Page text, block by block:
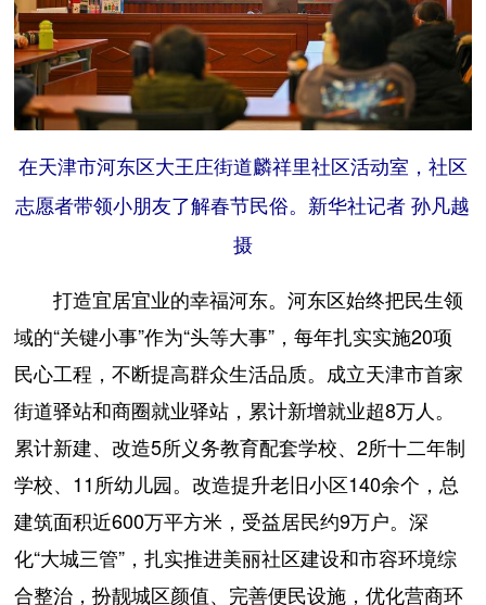
在天津市河东区大王庄街道麟祥里社区活动室，社区
志愿者带领小朋友了解春节民俗。新华社记者 孙凡越
摄
打造宜居宜业的幸福河东。河东区始终把民生领
域的“关键小事”作为“头等大事”，每年扎实实施20项
民心工程，不断提高群众生活品质。成立天津市首家
街道驿站和商圈就业驿站，累计新增就业超8万人。
累计新建、改造5所义务教育配套学校、2所十二年制
学校、11所幼儿园。改造提升老旧小区140余个，总
建筑面积近600万平方米，受益居民约9万户。深
化“大城三管”，扎实推进美丽社区建设和市容环境综
合整治，扮靓城区颜值、完善便民设施，优化营商环